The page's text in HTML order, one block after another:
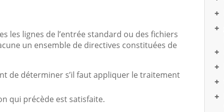
les lignes de l’entrée standard ou des fichiers
un ensemble de directives constituées de
de déterminer s’il faut appliquer le traitement
qui précède est satisfaite.